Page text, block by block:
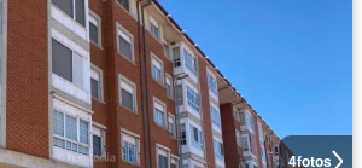
4fotos